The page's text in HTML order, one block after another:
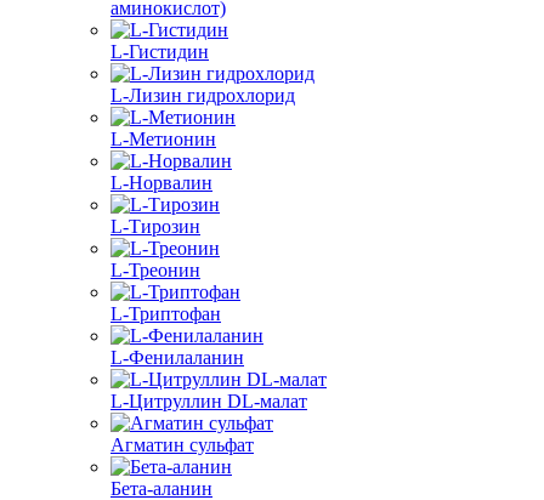
аминокислот)
L-Гистидин
L-Лизин гидрохлорид
L-Метионин
L-Норвалин
L-Тирозин
L-Треонин
L-Триптофан
L-Фенилаланин
L-Цитруллин DL-малат
Агматин cульфат
Бета-аланин